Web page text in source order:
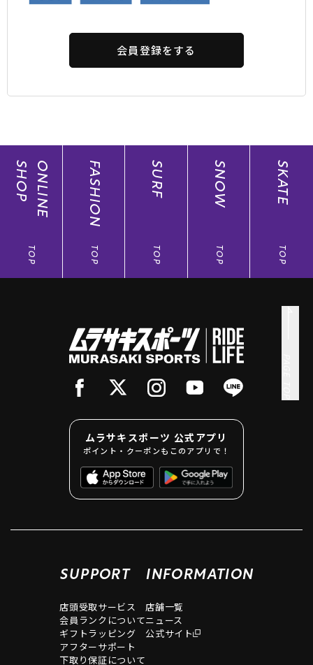
会員登録をする
ONLINE
SHOP
TOP
FASHION
TOP
SURF
TOP
SNOW
TOP
SKATE
TOP
ムラサキスポーツ 公式アプリ
ポイント・クーポンもこのアプリで！
SUPPORT
店頭受取サービス
会員ランクについて
ギフトラッピング
アフターサポート
下取り保証について
INFORMATION
店舗一覧
ニュース
公式サイト